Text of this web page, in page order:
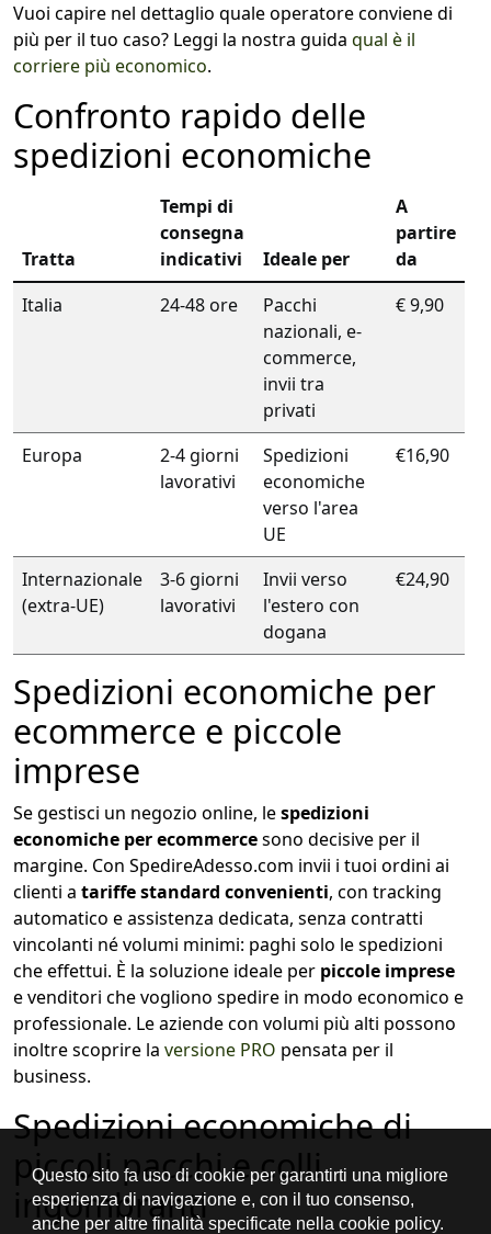
Vuoi capire nel dettaglio quale operatore conviene di
più per il tuo caso? Leggi la nostra guida qual è il
corriere più economico.
Confronto rapido delle
spedizioni economiche
Tratta
Tempi di
consegna
indicativi
Ideale per
A
partire
da
Italia
24-48 ore
Pacchi
nazionali, e-
commerce,
invii tra
privati
€ 9,90
Europa
2-4 giorni
lavorativi
Spedizioni
economiche
verso l'area
UE
€16,90
Internazionale
(extra-UE)
3-6 giorni
lavorativi
Invii verso
l'estero con
dogana
€24,90
Spedizioni economiche per
ecommerce e piccole
imprese
Se gestisci un negozio online, lespedizioni
economiche per ecommercesono decisive per il
margine. Con SpedireAdesso.com invii i tuoi ordini ai
clienti a tariffe standard convenienti, con tracking
automatico e assistenza dedicata, senza contratti
vincolanti né volumi minimi: paghi solo le spedizioni
che effettui. È la soluzione ideale per piccole imprese
e venditori che vogliono spedire in modo economico e
professionale. Le aziende con volumi più alti possono
inoltre scoprire la versione PRO pensata per il
business.
Spedizioni economiche di
piccoli pacchi e colli
ingombranti